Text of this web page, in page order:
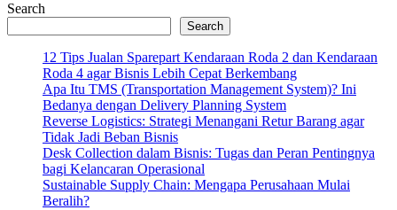
Search
Search
12 Tips Jualan Sparepart Kendaraan Roda 2 dan Kendaraan
Roda 4 agar Bisnis Lebih Cepat Berkembang
Apa Itu TMS (Transportation Management System)? Ini
Bedanya dengan Delivery Planning System
Reverse Logistics: Strategi Menangani Retur Barang agar
Tidak Jadi Beban Bisnis
Desk Collection dalam Bisnis: Tugas dan Peran Pentingnya
bagi Kelancaran Operasional
Sustainable Supply Chain: Mengapa Perusahaan Mulai
Beralih?